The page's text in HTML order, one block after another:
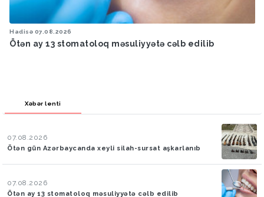
Hadisə 07.08.2026
Ötən ay 13 stomatoloq məsuliyyətə cəlb edilib
Xəbər lenti
07.08.2026
Ötən gün Azərbaycanda xeyli silah-sursat aşkarlanıb
07.08.2026
Ötən ay 13 stomatoloq məsuliyyətə cəlb edilib